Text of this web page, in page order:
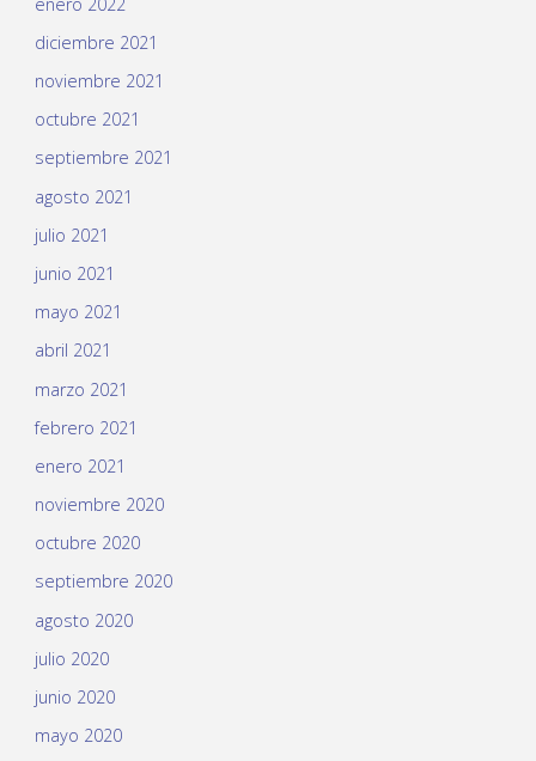
diciembre 2021
noviembre 2021
octubre 2021
septiembre 2021
agosto 2021
julio 2021
junio 2021
mayo 2021
abril 2021
marzo 2021
febrero 2021
enero 2021
noviembre 2020
octubre 2020
septiembre 2020
agosto 2020
julio 2020
junio 2020
mayo 2020